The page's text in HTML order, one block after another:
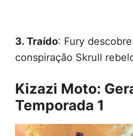
3. Traído: Fury
conspiração Skrull
Kizazi Moto:
Temporada 1